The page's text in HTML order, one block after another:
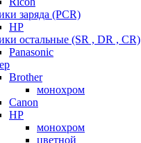
заряда (PCR)
HP
остальные (SR , DR , CR)
Panasonic
Brother
монохром
Canon
HP
монохром
цветной